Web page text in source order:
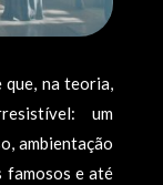
na teoria,
um
ambientação
e até